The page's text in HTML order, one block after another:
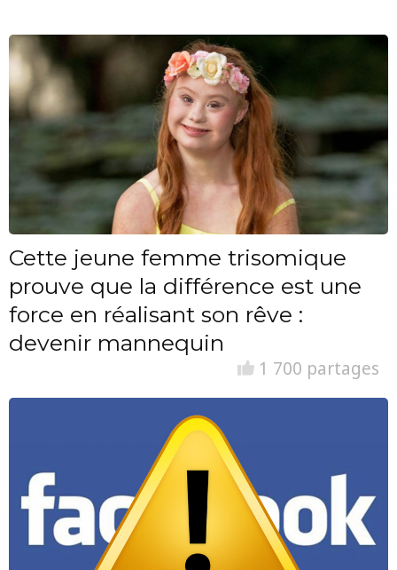
Cette jeune femme trisomique
prouve que la différence est une
force en réalisant son rêve :
devenir mannequin
1 700 partages